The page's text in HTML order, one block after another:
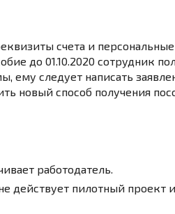
счета и
до 01.10.2020 сотрудник
ему следует написать
новый способ получения
работодатель.
действует пилотный проект и